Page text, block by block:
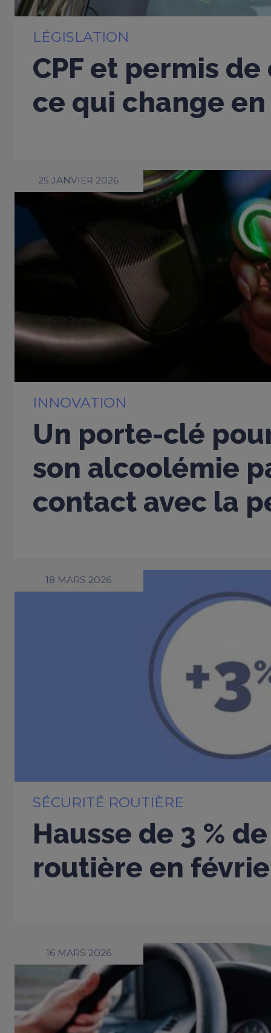
LÉGISLATION
CPF et permis
ce qui change
25 JANVIER 2026
INNOVATION
Un porte-clé
son alcoolémie
contact avec la
18 MARS 2026
SÉCURITÉ ROUTIÈRE
Hausse de 3 %
routière en
16 MARS 2026